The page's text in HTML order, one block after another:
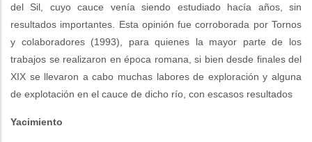
del Sil, cuyo cauce venía siendo estudiado hacía años, sin
resultados importantes. Esta opinión fue corroborada por Tornos
y colaboradores (1993), para quienes la mayor parte de los
trabajos se realizaron en época romana, si bien desde finales del
XIX se llevaron a cabo muchas labores de exploración y alguna
de explotación en el cauce de dicho río, con escasos resultados
Yacimiento